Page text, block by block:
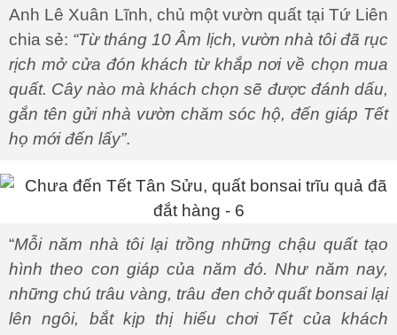
Anh Lê Xuân Lĩnh, chủ một vườn quất tại Tứ Liên
chia sẻ: “Từ tháng 10 Âm lịch, vườn nhà tôi đã rục
rịch mở cửa đón khách từ khắp nơi về chọn mua
quất. Cây nào mà khách chọn sẽ được đánh dấu,
gắn tên gửi nhà vườn chăm sóc hộ, đến giáp Tết
họ mới đến lấy”.
“Mỗi năm nhà tôi lại trồng những chậu quất tạo
hình theo con giáp của năm đó. Như năm nay,
những chú trâu vàng, trâu đen chở quất bonsai lại
lên ngôi, bắt kịp thị hiếu chơi Tết của khách